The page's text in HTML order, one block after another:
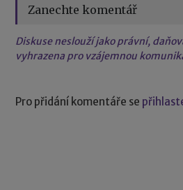
Zanechte komentář
Diskuse neslouží jako právní,
vyhrazena pro vzájemnou
Pro přidání komentáře se